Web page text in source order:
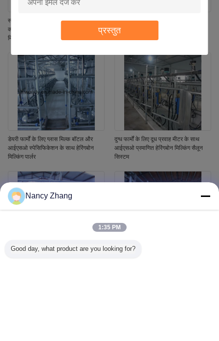
प्रस्तुत
स्वचालित मिल्किंग पार्लर के लिए स्वचालित
क्लस्टर रिमूवल सिस्टम, जिसमें स्वचालित
मिल्किंग, एडजस्टेबल पल्सेशन फ्रीक्वेंसी और
डेयरी गाय दुहने का पार्लर उपकरण, हेरिंगबोन
लेआउट, स्वचालित कप रिमूवर और आईएसओ
विनिर्देश मोबाइल मिल्किंग मशीन के साथ
डेयरी फार्मों के लिए ग्लास मिल्क बॉटल और
आईएसओ स्पेसिफिकेशन के साथ हेरिंगबोन
मिल्किंग पार्लर
दुग्ध फार्मों के लिए दूध प्रवाह मीटर के साथ
आईएसओ प्रमाणित हेरिंगबोन मिल्किंग सैलून
सिस्टम
Nancy Zhang
1:35 PM
Good day, what product are you looking for?